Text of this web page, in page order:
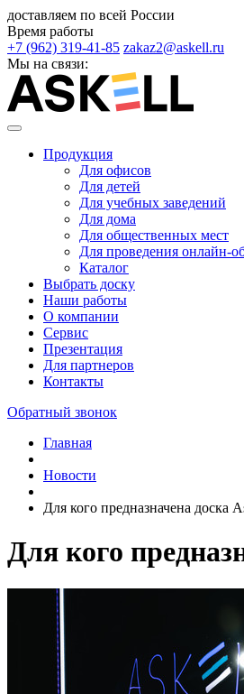
доставляем по всей России
Время работы
+7 (962) 319-41-85 zakaz2@askell.ru
Мы на связи:
Продукция
Для офисов
Для детей
Для учебных заведений
Для дома
Для общественных мест
Для проведения онлайн-
Каталог
Выбрать доску
Наши работы
О компании
Сервис
Презентация
Для партнеров
Контакты
Обратный звонок
Главная
Новости
Для кого предназначена доска
Для кого